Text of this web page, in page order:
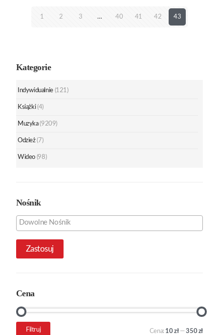
1 2 3 … 40 41 42 43
Kategorie
Indywidualnie (121)
Książki (4)
Muzyka (9209)
Odzież (7)
Wideo (98)
Nośnik
Zastosuj
Cena
Cena
Cena
Filtruj Cena: 10 zł—350 zł